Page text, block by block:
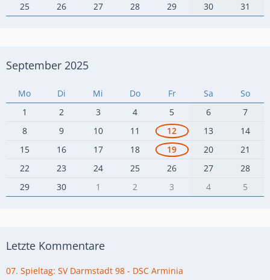
25
26 27 28 29 30 31
September 2025
Mo Di Mi Do Fr Sa
So
1
2 3 4 5 6
7
8
9 10 11 12 13
14
15
16 17 18 19 20
21
22
23 24 25 26 27
28
29
30 1 2 3 4 5
Letzte Kommentare
07. Spieltag: SV Darmstadt 98 - DSC Arminia